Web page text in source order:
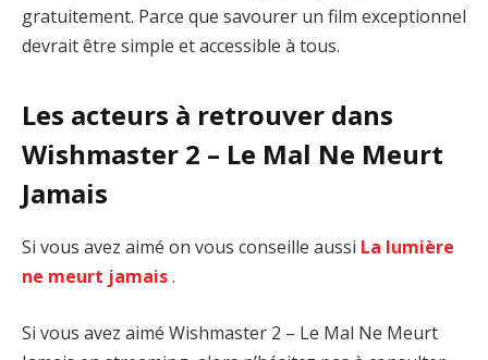
gratuitement. Parce que savourer un film exceptionnel
devrait être simple et accessible à tous.
Les acteurs à retrouver dans
Wishmaster 2 – Le Mal Ne Meurt
Jamais
Si vous avez aimé on vous conseille aussi La lumière
ne meurt jamais.
Si vous avez aimé Wishmaster 2 – Le Mal Ne Meurt